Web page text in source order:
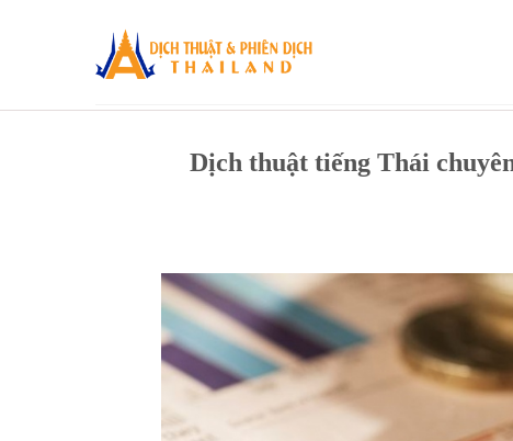
Dịch thuật tiếng Thái